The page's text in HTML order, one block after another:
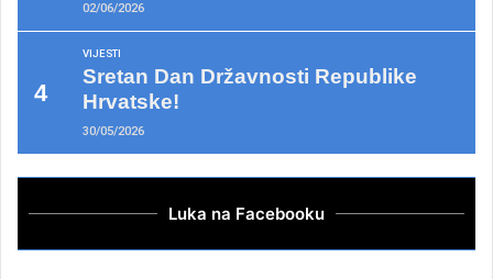
02/06/2026
VIJESTI
Sretan Dan Državnosti Republike
Hrvatske!
30/05/2026
Luka na Facebooku